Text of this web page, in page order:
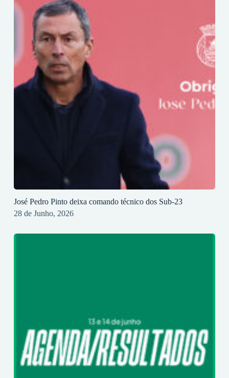
José Pedro Pinto deixa comando técnico dos Sub-23
28 de Junho, 2026